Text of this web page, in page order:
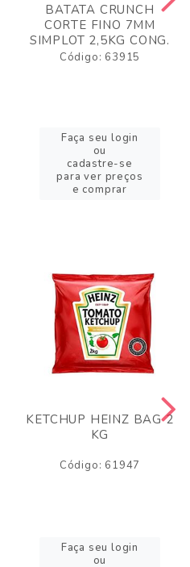
BATATA CRUNCH
CORTE FINO 7MM
SIMPLOT 2,5KG CONG.
Código: 63915
Faça seu login
ou
cadastre-se
para ver preços
e comprar
KETCHUP HEINZ BAG 2
KG
Código: 61947
Faça seu login
ou